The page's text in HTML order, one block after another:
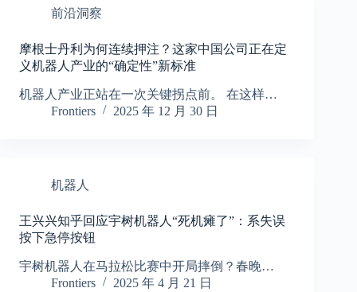
前沿洞察
摩根士丹利为何连续押注？这家中国公司正在定
义机器人产业的“确定性”新标准
机器人产业正站在一次关键拐点前。 在这样…
Frontiers
2025 年 12 月 30 日
机器人
王兴兴知乎回应宇树机器人“死机瘫了”：系失误
按下急停按钮
宇树机器人在马拉松比赛中开局摔倒？春晚…
Frontiers
2025 年 4 月 21 日